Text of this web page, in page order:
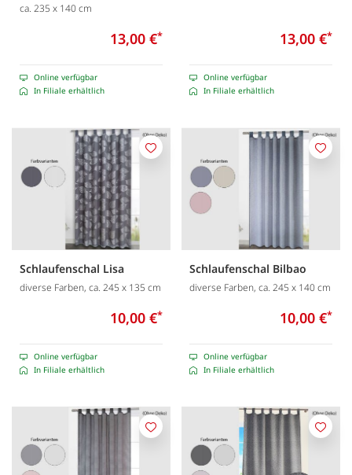
ca. 235 x 140 cm
13,00 €*
Online verfügbar
In Filiale erhältlich
13,00 €*
Online verfügbar
In Filiale erhältlich
Schlaufenschal Lisa
diverse Farben, ca. 245 x 135 cm
10,00 €*
Online verfügbar
In Filiale erhältlich
Merken
Schlaufenschal Bilbao
diverse Farben, ca. 245 x 140 cm
10,00 €*
Online verfügbar
In Filiale erhältlich
Merken